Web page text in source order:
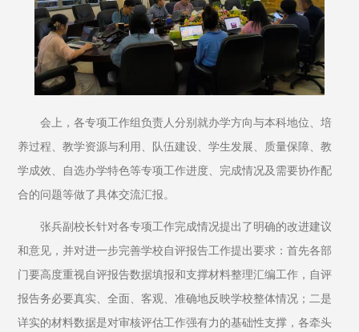
会上，各专项工作组负责人分别就办学方向与本科地位、培
养过程、教学资源与利用、队伍建设、学生发展、质量保障、教
学成效、自选办学特色等专项工作进度、完成情况及需要协作配
合的问题等做了具体交流汇报。
张兵副校长针对各专项工作完成情况提出了明确的改进建议
和意见，并对进一步完善学校自评报告工作提出要求：首先各部
门要高度重视自评报告数据填报和支撑材料整理汇编工作，自评
报告务必要真实、全面、客观、准确地反映学校整体情况；二是
详实的材料数据是对审核评估工作强有力的基础性支撑，各牵头